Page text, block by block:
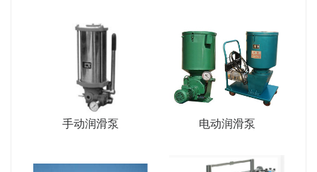
手动润滑泵 电动润滑泵